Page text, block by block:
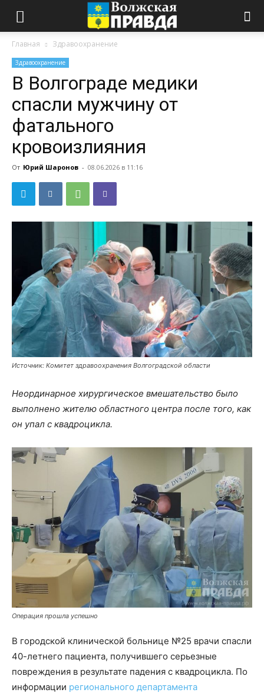
Главная Здравоохранение
Здравоохранение
В Волгограде медики
спасли мужчину от
фатального
кровоизлияния
От Юрий Шаронов - 08.06.2026 в 11:16
Источник: Комитет здравоохранения Волгоградской области
Неординарное хирургическое вмешательство было
выполнено жителю областного центра после того, как
он упал с квадроцикла.
Операция прошла успешно
В городской клинической больнице №25 врачи спасли
40-летнего пациента, получившего серьезные
повреждения в результате падения с квадроцикла. По
информации регионального департамента